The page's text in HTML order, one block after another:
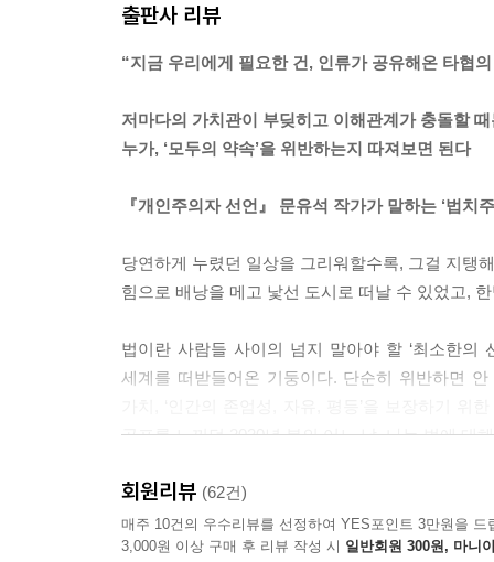
배심원들은 판사들보다 낮은 양형을 선택하는
--- p.58~59
감사할 줄 알아야지. 이런 마음이 지배하는 사회
--- p.73
면 인공지능과 알고리즘, 복잡한 시스템으로 가득
--- p.75
자신이 옳다고 생각하는 결론을 위해 절차를 무시
출판사 리뷰
“지금 우리에게 필요한 건, 인류가 공유해온 타협
저마다의 가치관이 부딪히고 이해관계가 충돌할 때
누가, ‘모두의 약속’을 위반하는지 따져보면 된다
『개인주의자 선언』 문유석 작가가 말하는 ‘법치
당연하게 누렸던 일상을 그리워할수록, 그걸 지탱
힘으로 배낭을 메고 낯선 도시로 떠날 수 있었고,
법이란 사람들 사이의 넘지 말아야 할 ‘최소한의
세계를 떠받들어온 기둥이다. 단순히 위반하면
공포를 느끼던 2020년 봄의 어느 날, 나는 법에 대
극심한 갈등과 날 선 증오에 상처받고 지친 우리에
인터넷 포털에는 하루가 멀다 하고 복잡하고 혼
회원리뷰 (62건)
매주 10건의 우수리뷰를 선정하여 YES포인트 3만원을 드
3,000원 이상 구매 후 리뷰 작성 시 일반회원 300원, 마니